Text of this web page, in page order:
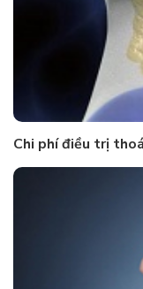
Chi phí điều trị